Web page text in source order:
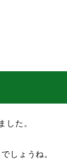
した。
しょうね。